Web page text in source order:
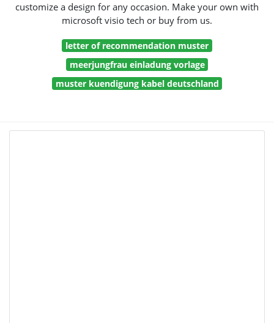
customize a design for any occasion. Make your own with
microsoft visio tech or buy from us.
letter of recommendation muster
meerjungfrau einladung vorlage
muster kuendigung kabel deutschland